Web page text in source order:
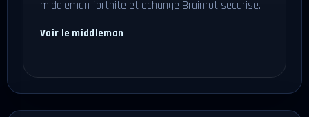
middleman fortnite et echange Brainrot securise.
Voir le middleman